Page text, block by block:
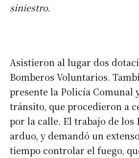
siniestro.
Asistieron al lugar dos
Bomberos Voluntarios.
presente la Policía Comunal
tránsito, que procedieron a
por la calle. El trabajo de los
arduo, y demandó un
tiempo controlar el fuego,